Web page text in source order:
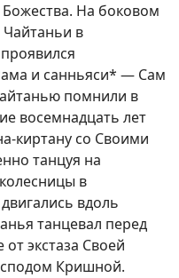
На боковом
Чайтаньи в
и санньяси* — Сам
помнили в
восемнадцать лет
киртану со Своими
танцуя на
в
вдоль
танцевал перед
экстаза Своей
Кришной.